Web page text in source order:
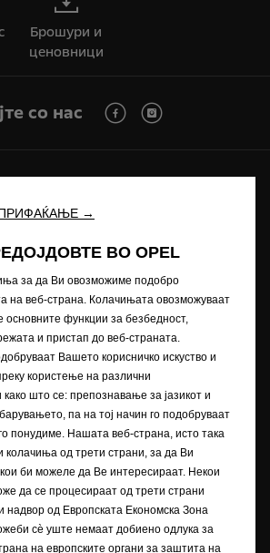
Брошури и
ценовници
со нас
права
Рециклирање
информации
додатна опрема.
на карактеристиките може да се однесуваат
опрема што не е вклучена во
Содржаните информации беа точни за
Го задржуваме правото да вршиме промени
Прикажаните бои се приближни на
дополнителна опрема е достапна
Достапноста, техничките карактеристики
на нашите возила може да се
→
ВО OPEL
за да Ви овозможиме подобро
на веб-страна. Колачињата овозможуваат
основните функции за безбедност,
и пристап до веб-страната.
Вашето корисничко искуство и
користење на различни
што се: препознавање за јазикот и
па на тој начин го подобруваат
понудиме. Нашата веб-страна, исто така
колачиња од трети страни, за да Ви
би можеле да Ве интересираат. Некои
да се процесираат од трети страни
надвор од Европската Економска Зона
сѐ уште немаат добиено одлука за
на европските органи за заштита на